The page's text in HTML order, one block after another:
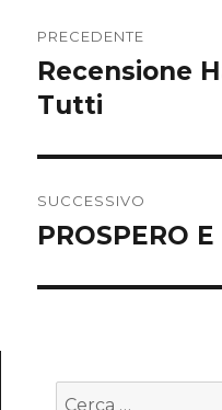
articoli
PRECEDENTE
Articolo
precedente:
Recensione
Tutti
SUCCESSIVO
Articolo
PROSPERO
Cerca: